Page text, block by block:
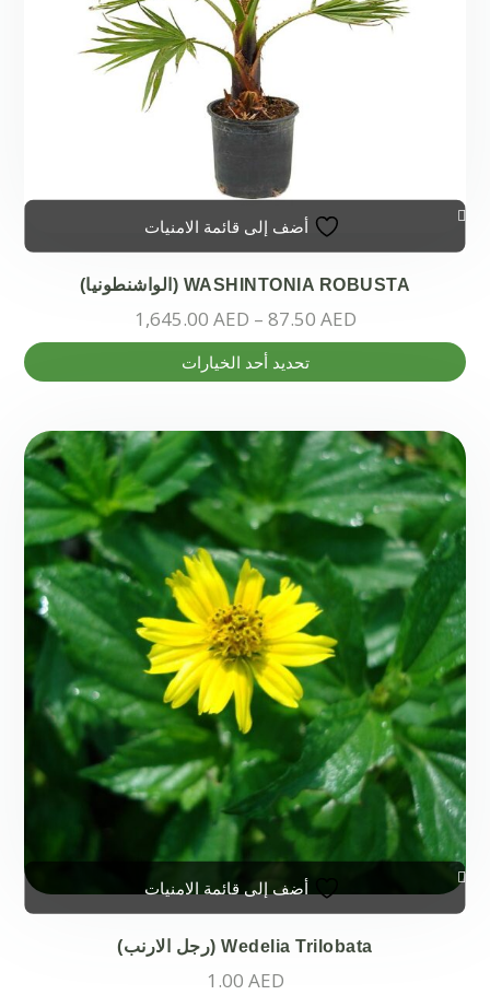
WASHINTONIA ROBUSTA (الواشنطونيا)
87.50 AED
–
1,645.00 AED
تحديد أحد الخيارات
هناك
العديد
الأشكال
المختلفة
لهذا
المنتج.
يمكن
اختيار
الخيارات
على
صفحة
المنتج
أضف إلى قائمة الامنيات
Wedelia Trilobata (رجل الارنب)
1.00 AED
أضف إلى قائمة الامنيات